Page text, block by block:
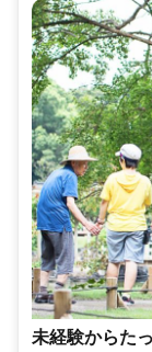
未経験からた